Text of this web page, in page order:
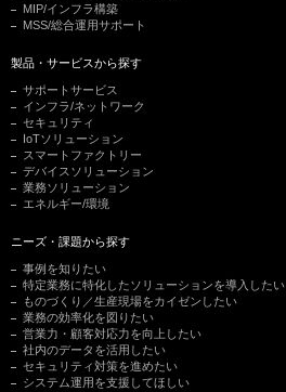
MIP/インフラ構築
MSS/総合運用サポート
製品・サービスから探す
サポートサービス
インフラ/ネットワーク
セキュリティ
IoTソリューション
スマートファクトリー
デバイスソリューション
業務ソリューション
エネルギー/環境
ニーズ・課題から探す
事例を知りたい
特定業務に特化したソリューションを導入したい
ものづくり／生産現場をカイゼンしたい
業務の効率化を図りたい
営業力・顧客対応力を向上したい
社内のデータを活用したい
セキュリティ対策を進めたい
システム運用を支援してほしい